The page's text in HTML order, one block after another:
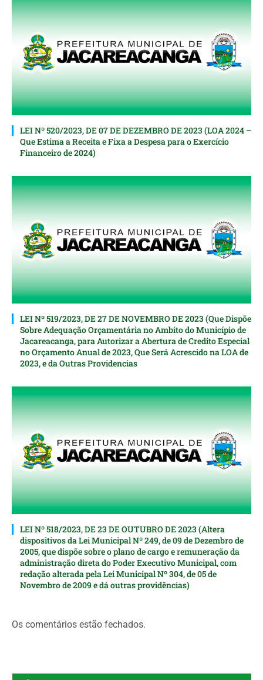
LEI Nº 520/2023, DE 07 DE DEZEMBRO DE 2023 (LOA 2024 –
Que Estima a Receita e Fixa a Despesa para o Exercício
Financeiro de 2024)
LEI Nº 519/2023, DE 27 DE NOVEMBRO DE 2023 (Que Dispõe
Sobre Adequação Orçamentária no Ambito do Município de
Jacareacanga, para Autorizar a Abertura de Credito Especial
nо Orçamento Anual de 2023, Que Será Acrescido na LOA de
2023, e da Outras Providencias
LEI Nº 518/2023, DE 23 DE OUTUBRO DE 2023 (Altera
dispositivos da Lei Municipal Nº 249, de 09 de Dezembro de
2005, que dispõe sobre o plano de cargo e remuneração da
administração direta do Poder Executivo Municipal, com
redação alterada pela Lei Municipal Nº 304, de 05 de
Novembro de 2009 e dá outras providências)
Os comentários estão fechados.